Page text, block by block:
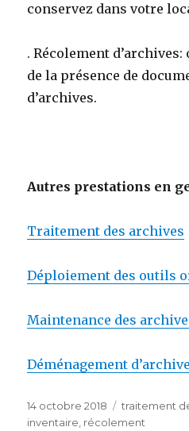
conservez dans votre
. Récolement
de la présence de
d’archives.
Autres prestations en
Traitement des archives
Déploiement des outils
Maintenance des
Déménagement
Publié
le
14 octobre 2018 Catégories
traitement
inventaire, récolement